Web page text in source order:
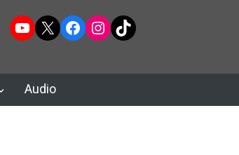
YouTube
X Facebook
Instagram
TikTok
Audio